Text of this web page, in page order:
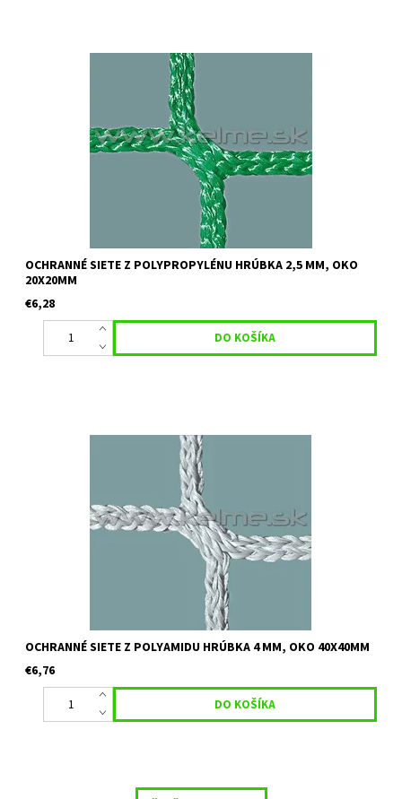
Určenie:ochranné siete vhodné na oplotenie golfových ihrísk a
podobne Farba: zelená Uvedená cena je orientačná za 1 m2 pri
minimálnom odbere 30 m2 Pre vypracovanie cenovej ponuky,
OCHRANNÉ SIETE Z POLYPROPYLÉNU HRÚBKA 2,5 MM, OKO
20X20MM
€6,28
Určenie:pre hokej miesto plexiskla, pozemný hokej a všade tam,
kde je očakávaná vysoká záťaž siete. Farba: biela Uvedená cena
je orientačná za 1 m2 pri minimálnom odbere 30 m2 Pre...
OCHRANNÉ SIETE Z POLYAMIDU HRÚBKA 4 MM, OKO 40X40MM
€6,76